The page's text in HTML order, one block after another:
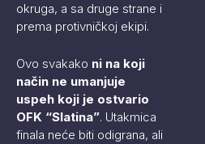
okruga, a sa druge strane i
prema protivničkoj ekipi.
Ovo svakako ni na koji
način ne umanjuje
uspeh koji je ostvario
OFK “Slatina”. Utakmica
finala neće biti odigrana, ali